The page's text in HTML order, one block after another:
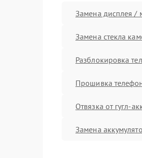
Замена дисплея /
Замена стекла
Разблокировка
Прошивка
Отвязка от гугл-
Замена